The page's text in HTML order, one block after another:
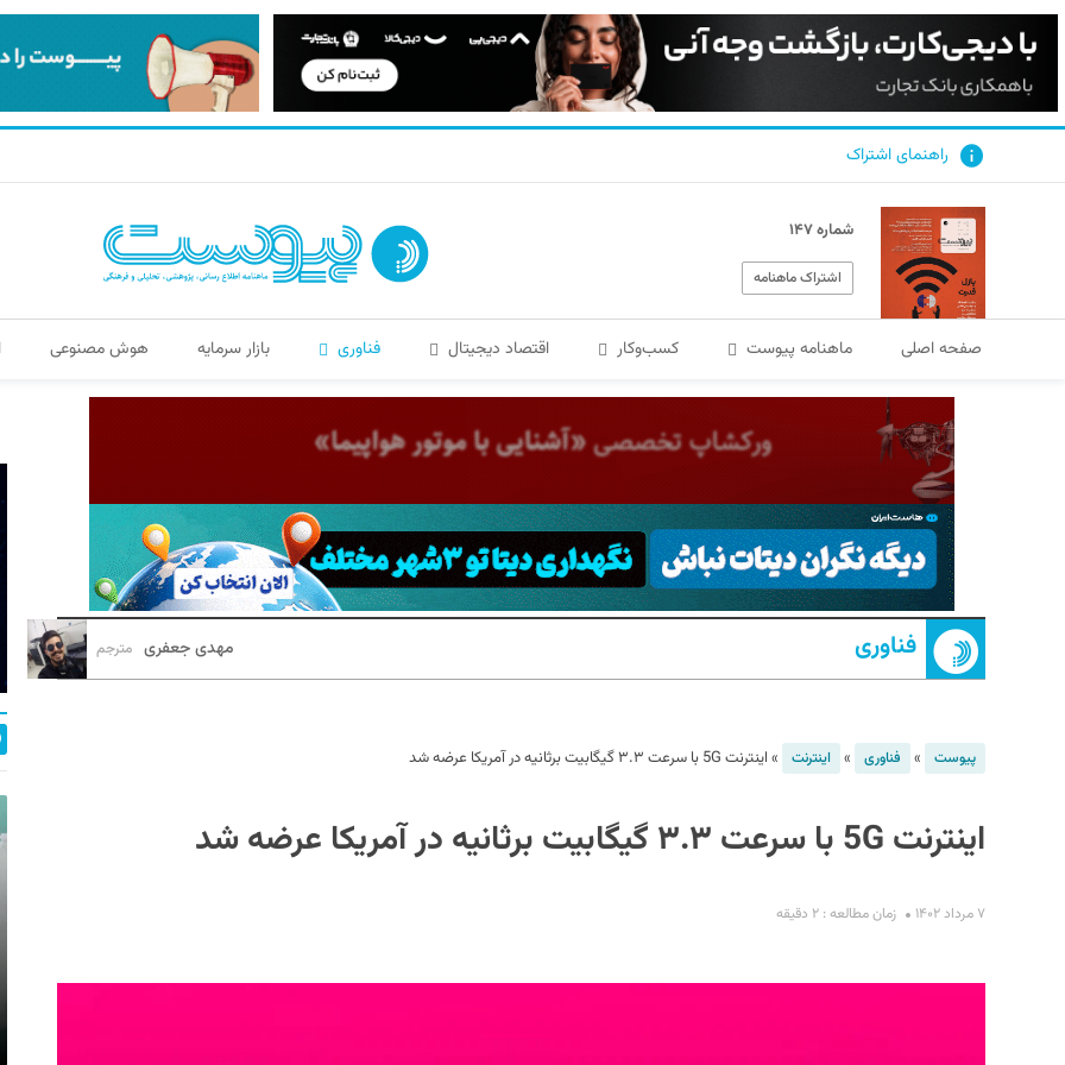
راهنمای اشتراک
شماره ۱۴۷
اشتراک ماهنامه
صفحه اصلی ماهنامه پیوست کسب‌و‌کار اقتصاد دیجیتال فناوری بازار سرمایه هوش مصنوعی
فناوری مهدی جعفری مترجم
پیوست » فناوری » اینترنت » اینترنت 5G با سرعت ۳.۳ گیگابیت برثانیه در آمریکا عرضه شد
اینترنت 5G با سرعت ۳.۳ گیگابیت برثانیه در آمریکا عرضه شد
۷ مرداد ۱۴۰۲ زمان مطالعه : ۲ دقیقه